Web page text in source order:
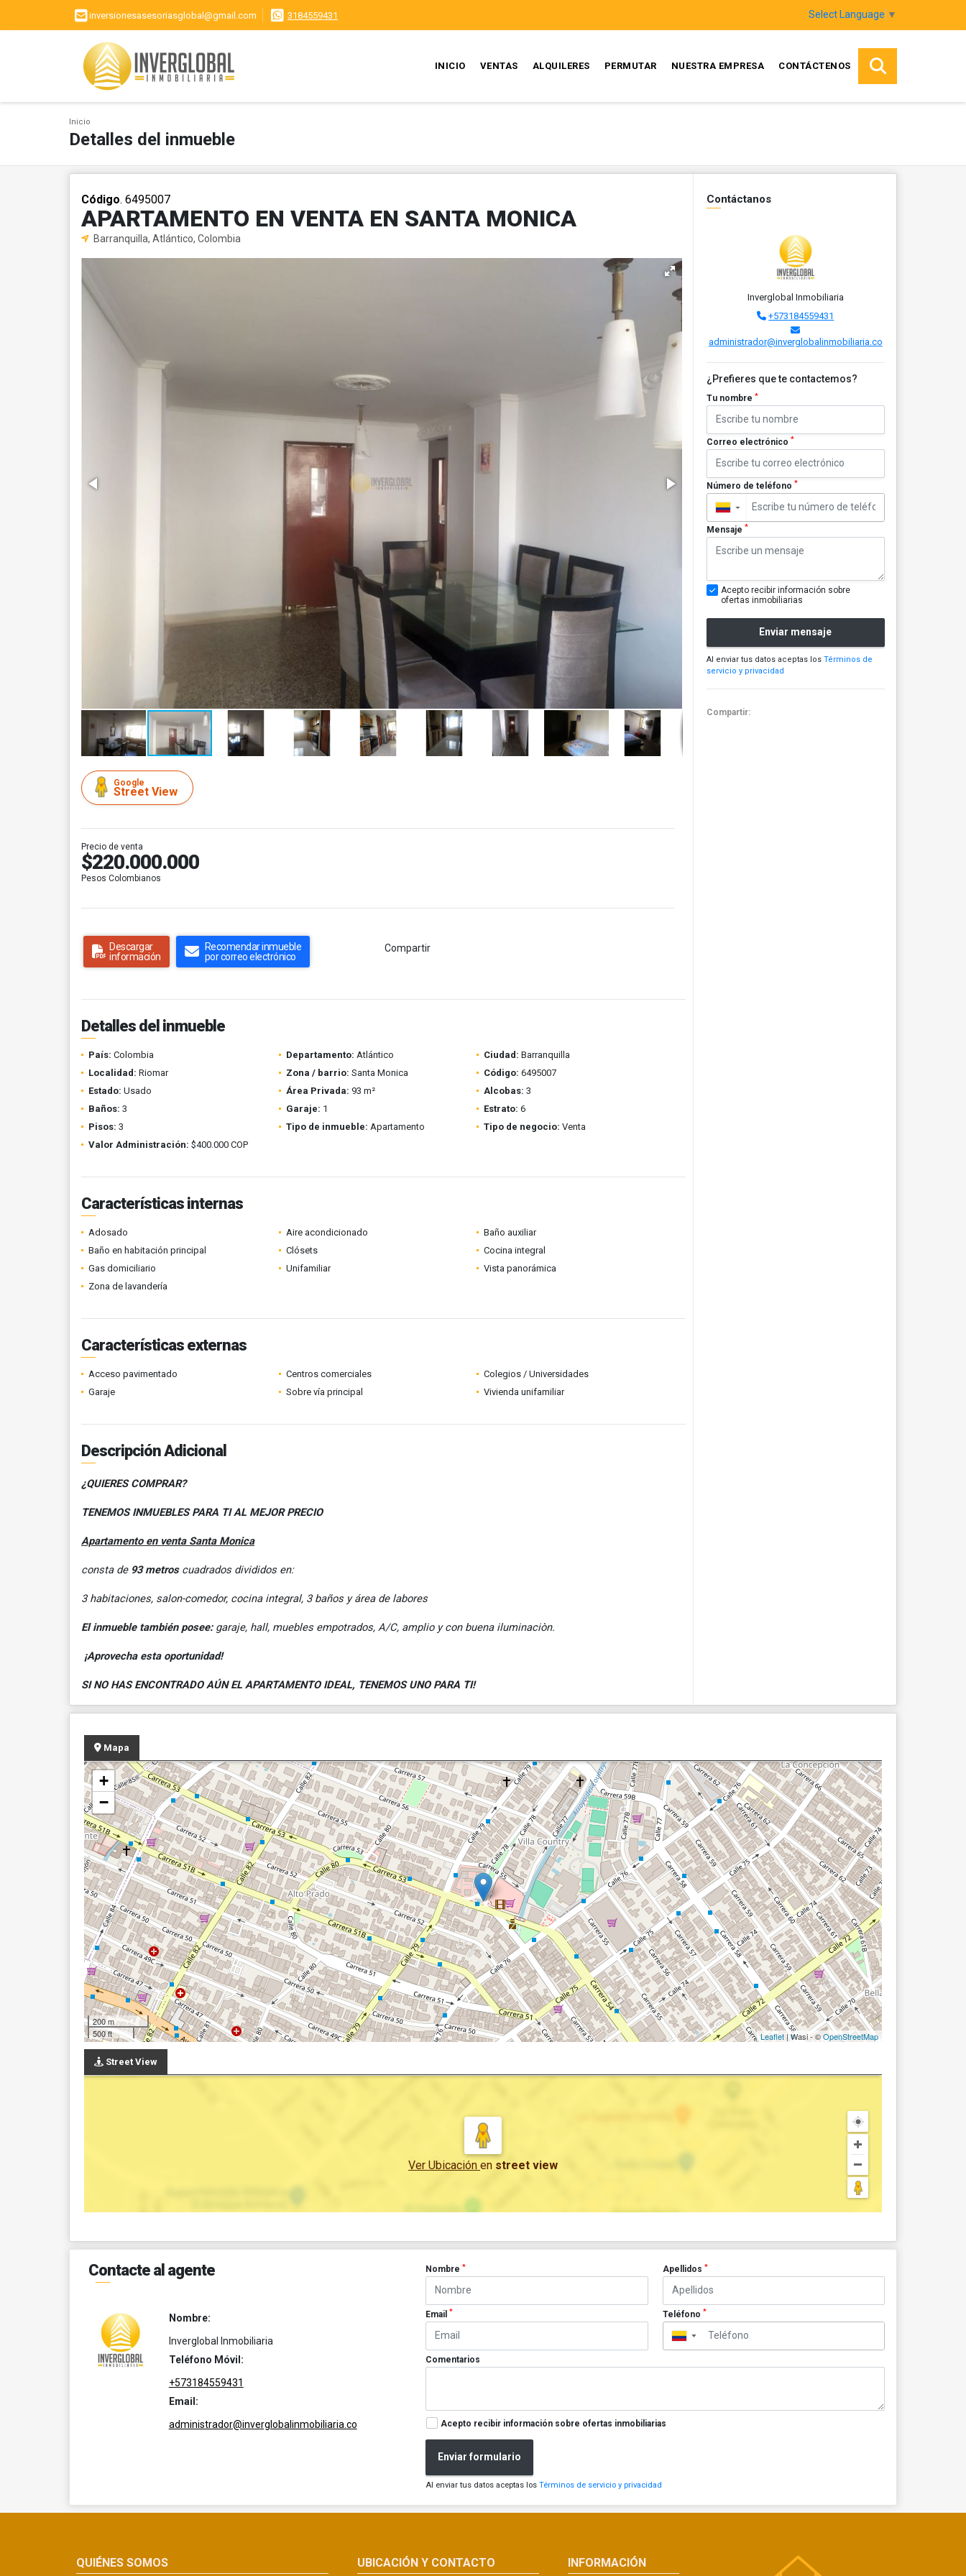
inversionesasesoriasglobal@gmail.com 3184559431 Select Language ▼
INICIO VENTAS ALQUILERES PERMUTAR NUESTRA EMPRESA CONTÁCTENOS
Inicio
Detalles del inmueble
Código. 6495007
APARTAMENTO EN VENTA EN SANTA MONICA
Barranquilla, Atlántico, Colombia
Google
Street View
Precio de venta
$220.000.000
Pesos Colombianos
Descargar
información
Recomendar inmueble
por correo electrónico
Compartir
Detalles del inmueble
País: Colombia Departamento: Atlántico Ciudad: Barranquilla
Localidad: Riomar Zona / barrio: Santa Monica Código: 6495007
Estado: Usado Área Privada: 93 m² Alcobas: 3
Baños: 3 Garaje: 1 Estrato: 6
Pisos: 3 Tipo de inmueble: Apartamento Tipo de negocio: Venta
Valor Administración: $400.000 COP
Características internas
Adosado Aire acondicionado
Baño auxiliar
Baño en habitación principal
Clósets
Cocina integral
Gas domiciliario
Unifamiliar
Vista panorámica
Zona de lavandería
Características externas
Acceso pavimentado Centros comerciales
Colegios / Universidades
Garaje
Sobre vía principal Vivienda unifamiliar
Descripción Adicional
¿QUIERES COMPRAR?
TENEMOS INMUEBLES PARA TI AL MEJOR PRECIO
Apartamento en venta Santa Monica
consta de 93 metroscuadrados divididos en:
3 habitaciones, salon-comedor, cocina integral, 3 baños y área de labores
El inmueble también posee:garaje, hall, muebles empotrados, A/C, amplio y con buena iluminaciòn.
¡Aprovecha esta oportunidad!
SI NO HAS ENCONTRADO AÚN EL APARTAMENTO IDEAL, TENEMOS UNO PARA TI!
Contáctanos
Inverglobal Inmobiliaria
+573184559431
administrador@inverglobalinmobiliaria.co
¿Prefieres que te contactemos?
Tu nombre *
Correo electrónico *
Número de teléfono *
▼
Mensaje *
Acepto recibir información sobre
ofertas inmobiliarias
Enviar mensaje
Al enviar tus datos aceptas los Términos de
servicio y privacidad
Compartir:
Mapa
+
−
200 m
500 ft
Leaflet | Wasi - ©OpenStreetMap
Street View
Ver Ubicación en street view
Contacte al agente
Nombre:
Inverglobal Inmobiliaria
Teléfono Móvil:
+573184559431
Email:
administrador@inverglobalinmobiliaria.co
Nombre* Apellidos *
Email* Teléfono *
▼
Comentarios
Acepto recibir información sobre ofertas inmobiliarias
Enviar formulario
Al enviar tus datos aceptas losTérminos de servicio y privacidad
QUIÉNES SOMOS UBICACIÓN Y CONTACTO INFORMACIÓN